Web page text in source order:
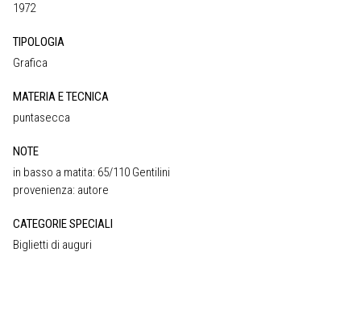
1972
TIPOLOGIA
Grafica
MATERIA E TECNICA
puntasecca
NOTE
in basso a matita: 65/110 Gentilini
provenienza: autore
CATEGORIE SPECIALI
Biglietti di auguri